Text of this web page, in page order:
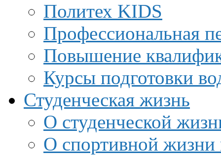
Политех KIDS
Профессиональная
Повышение
Курсы подготовки
Студенческая жизнь
О студенческой
О спортивной жизни